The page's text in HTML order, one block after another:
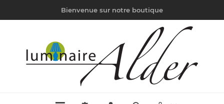
Bienvenue sur notre boutique